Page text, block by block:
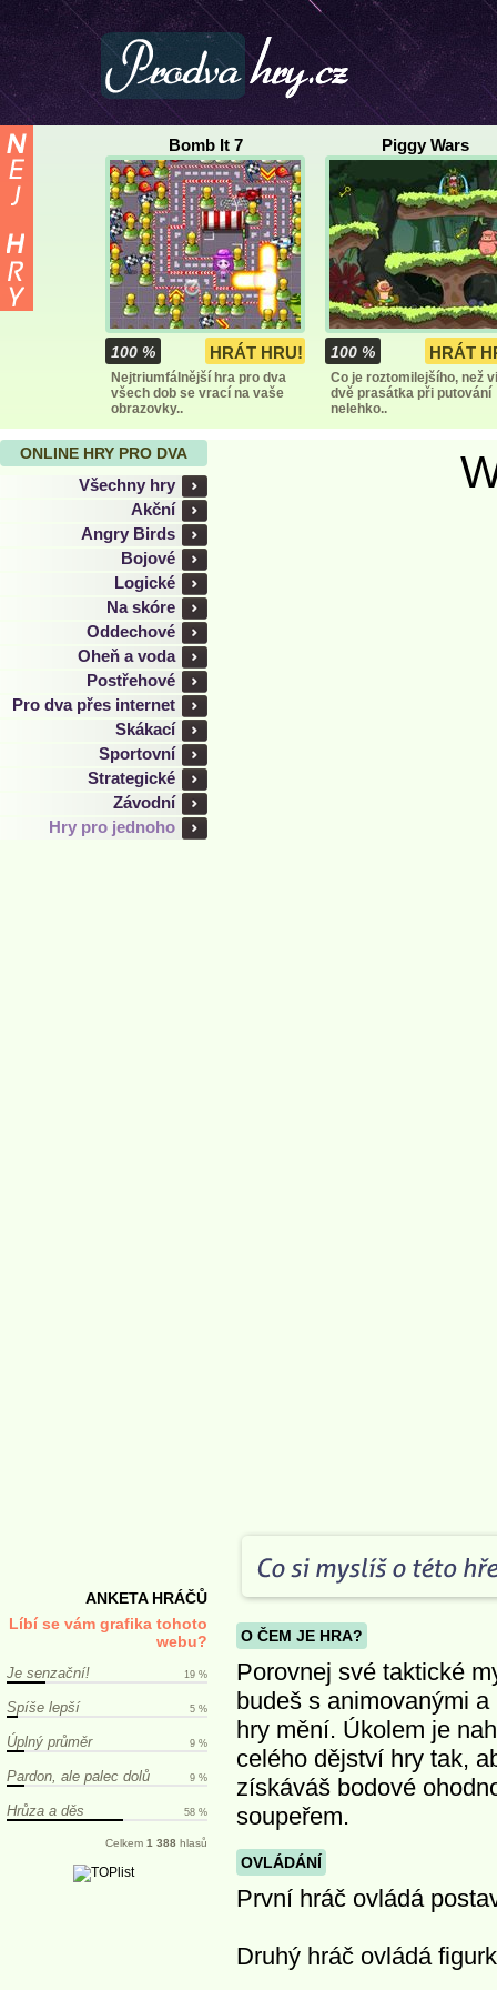
Bomb It 7
100 % HRÁT HRU!
Nejtriumfálnější hra pro dva
všech dob se vrací na vaše
obrazovky..
Piggy Wars
100 % HRÁT
Co je roztomilejšího, než
dvě prasátka při putování
nelehko..
ONLINE HRY PRO DVA
Všechny hry
Akční
Angry Birds
Bojové
Logické
Na skóre
Oddechové
Oheň a voda
Postřehové
Pro dva přes internet
Skákací
Sportovní
Strategické
Závodní
Hry pro jednoho
ANKETA HRÁČŮ
Líbí se vám grafika tohoto
webu?
Je senzační! 19 %
Spíše lepší 5 %
Úplný průměr 9 %
Pardon, ale palec dolů 9 %
Hrůza a děs 58 %
Celkem 1 388 hlasů
O ČEM JE HRA?
Porovnej své taktické
budeš s animovanými
hry mění. Úkolem je
celého dějství hry tak,
získáváš bodové
soupeřem.
OVLÁDÁNÍ
První hráč ovládá
Druhý hráč ovládá